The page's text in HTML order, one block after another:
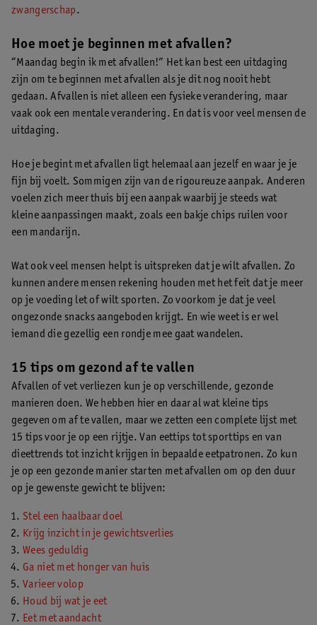
zwangerschap.
Hoe moet je beginnen met afvallen?
“Maandag begin ik met afvallen!” Het kan best een uitdaging
zijn om te beginnen met afvallen als je dit nog nooit hebt
gedaan. Afvallen is niet alleen een fysieke verandering, maar
vaak ook een mentale verandering. En dat is voor veel mensen de
uitdaging.
Hoe je begint met afvallen ligt helemaal aan jezelf en waar je je
fijn bij voelt. Sommigen zijn van de rigoureuze aanpak. Anderen
voelen zich meer thuis bij een aanpak waarbij je steeds wat
kleine aanpassingen maakt, zoals een bakje chips ruilen voor
een mandarijn.
Wat ook veel mensen helpt is uitspreken dat je wilt afvallen. Zo
kunnen andere mensen rekening houden met het feit dat je meer
op je voeding let of wilt sporten. Zo voorkom je dat je veel
ongezonde snacks aangeboden krijgt. En wie weet is er wel
iemand die gezellig een rondje mee gaat wandelen.
15 tips om gezond af te vallen
Afvallen of vet verliezen kun je op verschillende, gezonde
manieren doen. We hebben hier en daar al wat kleine tips
gegeven om af te vallen, maar we zetten een complete lijst met
15 tips voor je op een rijtje. Van eettips tot sporttips en van
dieettrends tot inzicht krijgen in bepaalde eetpatronen. Zo kun
je op een gezonde manier starten met afvallen om op den duur
op je gewenste gewicht te blijven:
Stel een haalbaar doel
Krijg inzicht in je gewichtsverlies
Wees geduldig
Ga niet met honger van huis
Varieer volop
Houd bij wat je eet
Eet met aandacht